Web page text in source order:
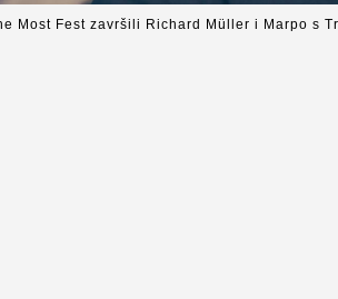
Most Fest završili Richard Müller i Marpo s